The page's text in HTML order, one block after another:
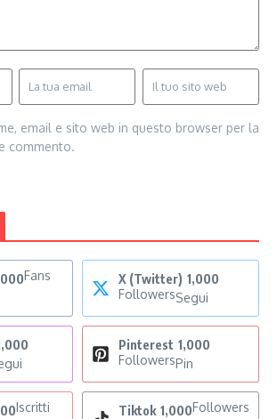
email e sito web in questo browser per la
commento.
Fans
X (Twitter) 1,000
FollowersSegui
Pinterest 1,000
FollowersPin
Iscritti
Tiktok 1,000Followers